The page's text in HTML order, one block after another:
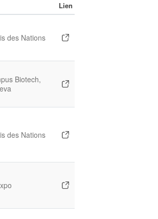
Lien
des Nations
Biotech,
des Nations